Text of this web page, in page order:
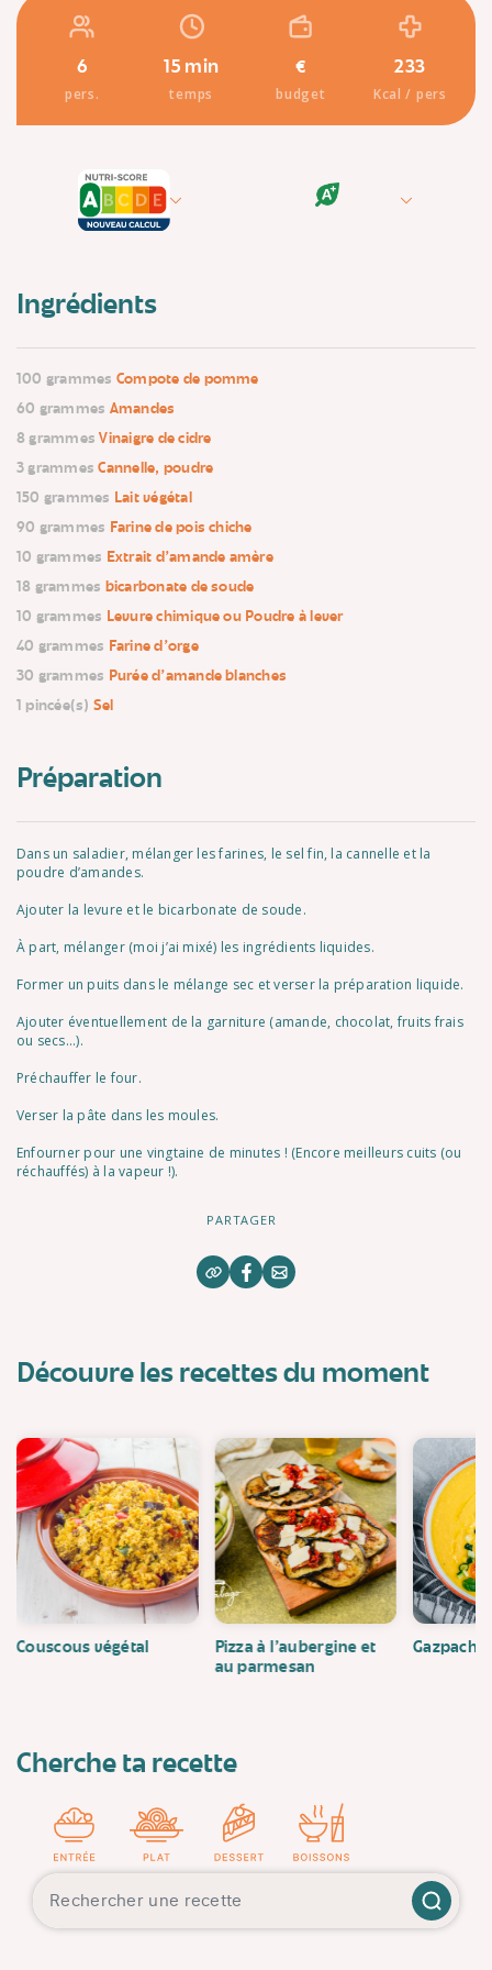
6
pers.
15 min
temps
€
budget
233
Kcal / pers
Ingrédients
100 grammes Compote de pomme
60 grammes Amandes
8 grammesVinaigre de cidre
3 grammesCannelle, poudre
150 grammes Lait végétal
90 grammes Farine de pois chiche
10 grammes Extrait d'amande amère
18 grammes bicarbonate de soude
10 grammes Levure chimique ou Poudre à lever
40 grammes Farine d'orge
30 grammes Purée d'amande blanches
1 pincée(s) Sel
Préparation
Dans un saladier, mélanger les farines, le sel fin, la cannelle et la
poudre d’amandes.
Ajouter la levure et le bicarbonate de soude.
À part, mélanger (moi j’ai mixé) les ingrédients liquides.
Former un puits dans le mélange sec et verser la préparation liquide.
Ajouter éventuellement de la garniture (amande, chocolat, fruits frais
ou secs...).
Préchauffer le four.
Verser la pâte dans les moules.
Enfourner pour une vingtaine de minutes ! (Encore meilleurs cuits (ou
réchauffés) à la vapeur !).
PARTAGER
Découvre les recettes du moment
Couscous végétal
Pizza à l'aubergine et
au parmesan
Cherche ta recette